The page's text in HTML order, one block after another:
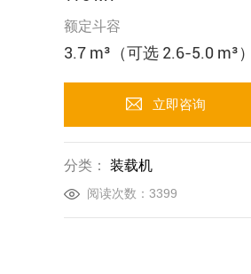
额定斗容
3.7 m³（可选 2.6-5.0 m³）
立即咨询
分类： 装载机
阅读次数：3399